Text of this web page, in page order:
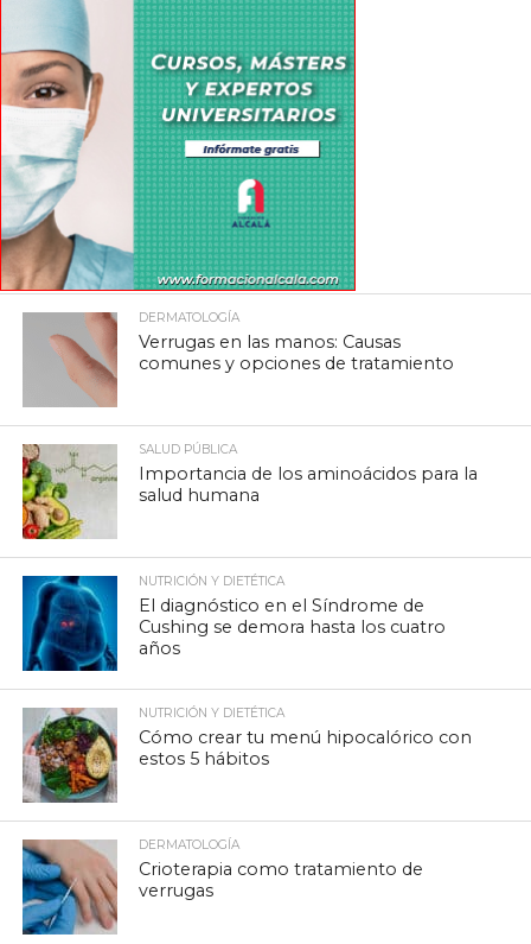
DERMATOLOGÍA
Verrugas en las manos: Causas
comunes y opciones de tratamiento
SALUD PÚBLICA
Importancia de los aminoácidos para la
salud humana
NUTRICIÓN Y DIETÉTICA
El diagnóstico en el Síndrome de
Cushing se demora hasta los cuatro
años
NUTRICIÓN Y DIETÉTICA
Cómo crear tu menú hipocalórico con
estos 5 hábitos
DERMATOLOGÍA
Crioterapia como tratamiento de
verrugas